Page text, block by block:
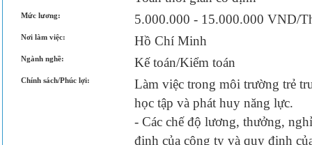
Mức lương: 5.000.000 - 15.000.000 VND/
Nơi làm việc: Hồ Chí Minh
Ngành nghề: Kế toán/Kiểm toán
Chính sách/Phúc lợi:
Làm việc trong môi trường trẻ
học tập và phát huy năng lực.
- Các chế độ lương, thưởng,
định của công ty và quy định